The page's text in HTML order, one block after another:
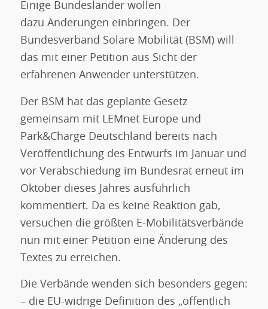
Einige Bundesländer wollen
dazu Änderungen einbringen. Der
Bundesverband Solare Mobilität (BSM) will
das mit einer Petition aus Sicht der
erfahrenen Anwender unterstützen.
Der BSM hat das geplante Gesetz
gemeinsam mit LEMnet Europe und
Park&Charge Deutschland bereits nach
Veröffentlichung des Entwurfs im Januar und
vor Verabschiedung im Bundesrat erneut im
Oktober dieses Jahres ausführlich
kommentiert. Da es keine Reaktion gab,
versuchen die größten E-Mobilitätsverbände
nun mit einer Petition eine Änderung des
Textes zu erreichen.
Die Verbände wenden sich besonders gegen:
– die EU-widrige Definition des „öffentlich